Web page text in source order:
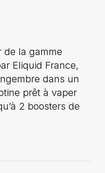
de la gamme
Eliquid France,
dans un
prêt à vaper
2 boosters de